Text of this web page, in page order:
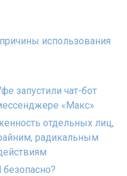
использования
запустили чат-бот
«Макс»
отдельных лиц,
радикальным